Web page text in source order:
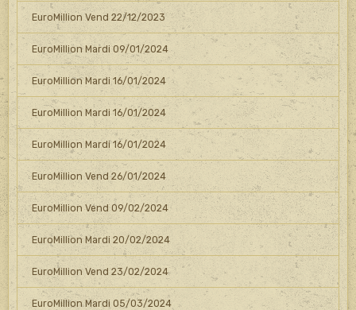
EuroMillion Vend 22/12/2023
EuroMillion Mardi 09/01/2024
EuroMillion Mardi 16/01/2024
EuroMillion Mardi 16/01/2024
EuroMillion Mardi 16/01/2024
EuroMillion Vend 26/01/2024
EuroMillion Vend 09/02/2024
EuroMillion Mardi 20/02/2024
EuroMillion Vend 23/02/2024
EuroMillion Mardi 05/03/2024